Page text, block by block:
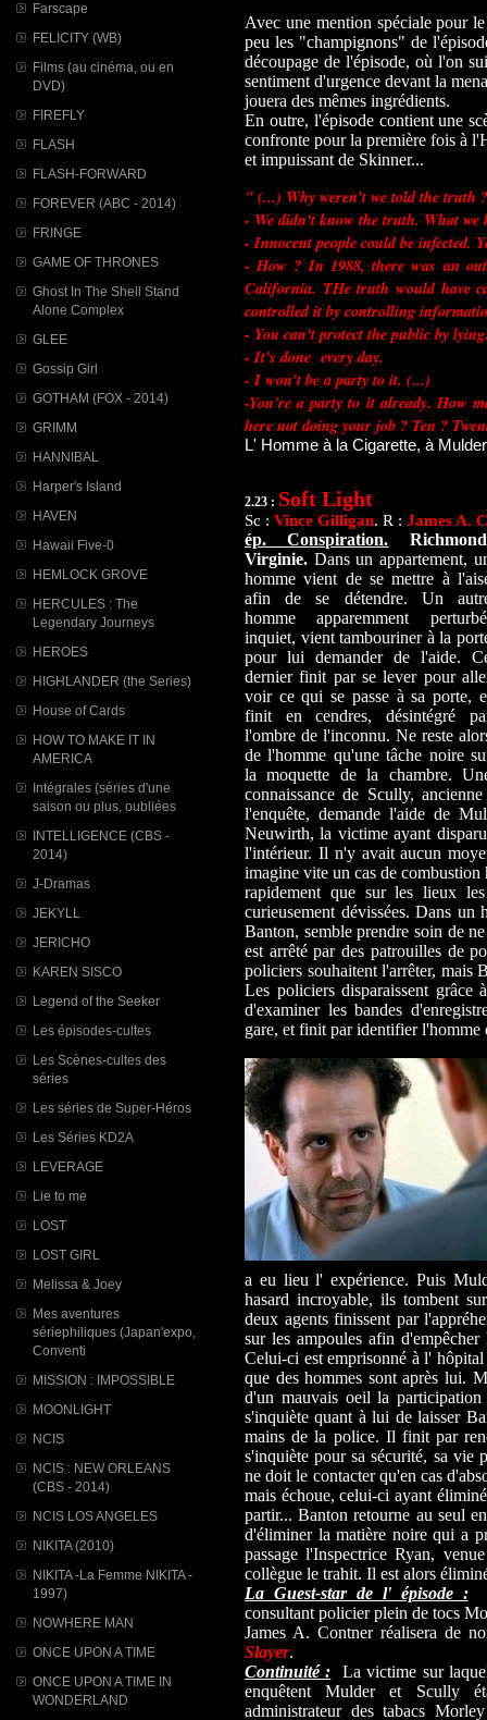
Farscape
FELICITY (WB)
Films (au cinéma, ou en
DVD)
FIREFLY
FLASH
FLASH-FORWARD
FOREVER (ABC - 2014)
FRINGE
GAME OF THRONES
Ghost In The Shell Stand
Alone Complex
GLEE
Gossip Girl
GOTHAM (FOX - 2014)
GRIMM
HANNIBAL
Harper's Island
HAVEN
Hawaii Five-0
HEMLOCK GROVE
HERCULES : The
Legendary Journeys
HEROES
HIGHLANDER (the Series)
House of Cards
HOW TO MAKE IT IN
AMERICA
Intégrales (séries d'une
saison ou plus, oubliées
INTELLIGENCE (CBS -
2014)
J-Dramas
JEKYLL
JERICHO
KAREN SISCO
Legend of the Seeker
Les épisodes-cultes
Les Scènes-cultes des
séries
Les séries de Super-Héros
Les Séries KD2A
LEVERAGE
Lie to me
LOST
LOST GIRL
Melissa & Joey
Mes aventures
sériephiliques (Japan'expo,
Conventi
MISSION : IMPOSSIBLE
MOONLIGHT
NCIS
NCIS : NEW ORLEANS
(CBS - 2014)
NCIS LOS ANGELES
NIKITA (2010)
NIKITA -La Femme NIKITA -
1997)
NOWHERE MAN
ONCE UPON A TIME
ONCE UPON A TIME IN
WONDERLAND
Avec une mention spéciale pour
peu les "champignons" de
découpage de l'épisode, où l'on
sentiment d'urgence devant la
jouera des mêmes ingrédients.
En outre, l'épisode contient une
confronte pour la première fois à
et impuissant de Skinner...
" (...) Why weren't we told the truth ?
- We didn't know the truth. What we
- Innocent people could be infected.
- How ? In 1988, there was an
California. THe truth would have
controlled it by controlling
- You can't protect the public by
- It's done every day.
- I won't be a party to it. (...)
-You're a party to it already. How
here not doing your job ? Ten ?
L' Homme à la Cigarette, à
2.23 : Soft Light
Sc : Vince Gilligan. R : James A.
ép. Conspiration.
Virginie. Dans un appartement,
homme vient de se mettre à
afin de se détendre. Un
homme apparemment
inquiet, vient tambouriner à la
pour lui demander de l'aide.
dernier finit par se lever pour
voir ce qui se passe à sa porte,
finit en cendres, désintégré
l'ombre de l'inconnu. Ne reste
de l'homme qu'une tâche noire
la moquette de la chambre.
connaissance de Scully,
l'enquête, demande l'aide de
Neuwirth, la victime ayant
l'intérieur. Il n'y avait aucun
imagine vite un cas de combustion
rapidement que sur les lieux
curieusement dévissées. Dans
Banton, semble prendre soin de
est arrêté par des patrouilles de
policiers souhaitent l'arrêter, mais
Les policiers disparaissent
d'examiner les bandes
gare, et finit par identifier l'homme
a eu lieu l' expérience. Puis
hasard incroyable, ils tombent
deux agents finissent par
sur les ampoules afin
Celui-ci est emprisonné à l'
que des hommes sont après lui.
d'un mauvais oeil la
s'inquiète quant à lui de laisser
mains de la police. Il finit par
s'inquiète pour sa sécurité, sa vie
ne doit le contacter qu'en cas
mais échoue, celui-ci ayant
partir... Banton retourne au seul
d'éliminer la matière noire qui a
passage l'Inspectrice Ryan,
collègue le trahit. Il est alors
La Guest-star de l' épisode :
consultant policier plein de tocs
James A. Contner réalisera de
Slayer.
Continuité : La victime sur
enquêtent Mulder et Scully
administrateur des tabacs